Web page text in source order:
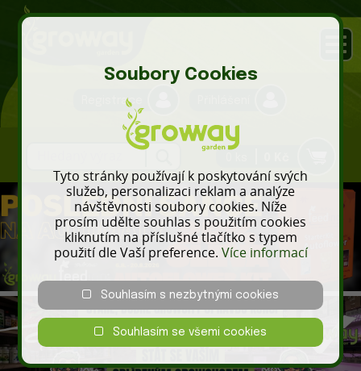
Soubory Cookies
Tyto stránky používají k poskytování svých
služeb, personalizaci reklam a analýze
návštěvnosti soubory cookies. Níže
prosím udělte souhlas s použitím cookies
kliknutím na příslušné tlačítko s typem
použití dle Vaší preference. Více informací
Souhlasím s nezbytnými cookies
Souhlasím se všemi cookies
Registrace